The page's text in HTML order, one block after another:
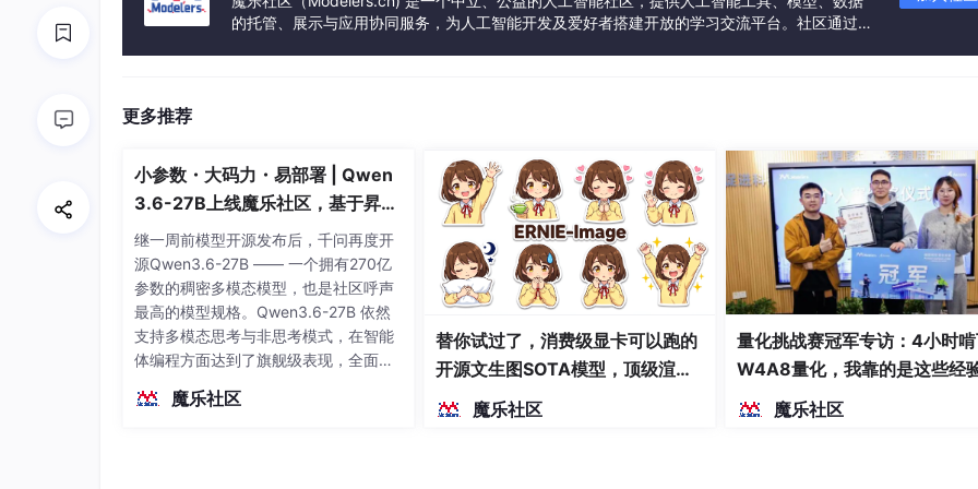
的托管、展示与应用协同服务，为人工智能开发及爱好者搭建开放的学习交流平台。社区通过理
更多推荐
小参数・大码力・易部署 | Qwen
3.6-27B上线魔乐社区，基于昇腾
的部署教程来了
继一周前模型开源发布后，千问再度开
源Qwen3.6-27B —— 一个拥有270亿
参数的稠密多模态模型，也是社区呼声
最高的模型规格。Qwen3.6-27B 依然
支持多模态思考与非思考模式，在智能
体编程方面达到了旗舰级表现，全面超
（总参数397B / 激活参数17B的MoE模
魔乐社区
替你试过了，消费级显卡可以跑的
开源文生图SOTA模型，顶级渲
染、高密度文本绘图
魔乐社区
量化挑战赛冠军专访：4小时
W4A8量化，我靠的是这些经
魔乐社区